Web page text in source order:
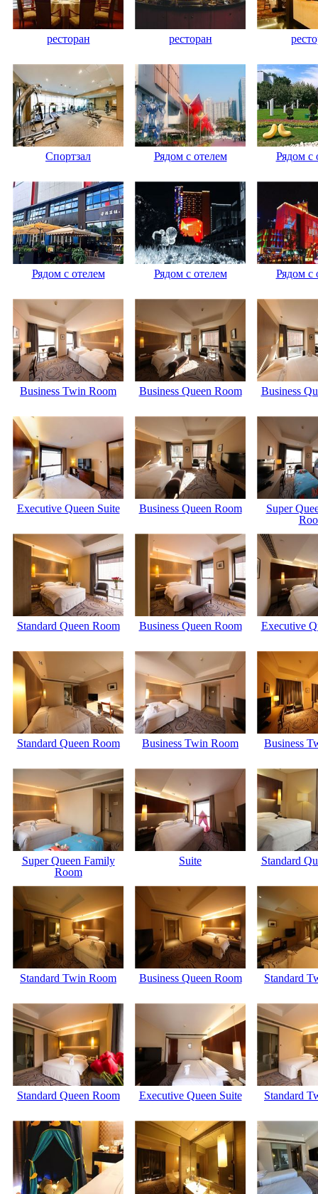
ресторан ресторан
Спортзал Рядом с отелем Рядом с
Рядом с отелем Рядом с отелем Рядом с
Business Twin Room Business Queen Room Business
Executive Queen Suite Business Queen Room
Super
Standard Queen Room Business Queen Room Executive
Standard Queen Room Business Twin Room Business
Super Queen Family
Room
Suite Standard
Standard Twin Room Business Queen Room Standard
Standard Queen Room Executive Queen Suite Standard